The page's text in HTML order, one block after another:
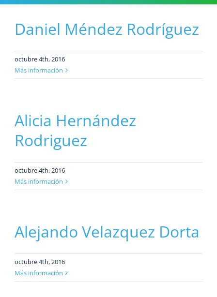
Daniel Méndez Rodríguez
octubre 4th, 2016
Más información
Alicia Hernández
Rodriguez
octubre 4th, 2016
Más información
Alejando Velazquez Dorta
octubre 4th, 2016
Más información